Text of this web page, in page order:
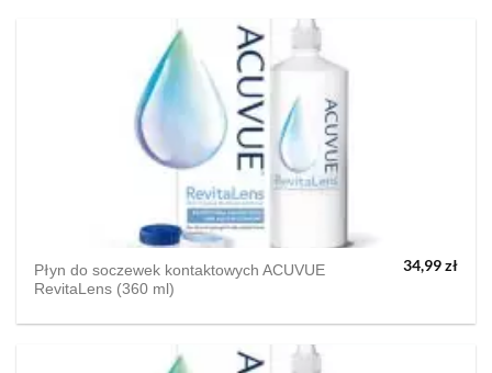
Płyn do soczewek kontaktowych ACUVUE
RevitaLens (360 ml)
34,99zł